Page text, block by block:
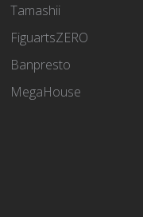
Tamashii
FiguartsZERO
Banpresto
MegaHouse